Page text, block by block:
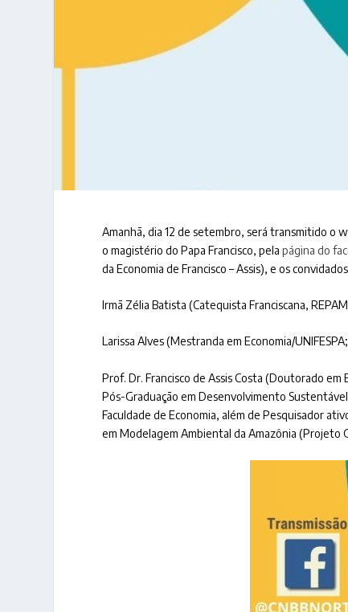
Amanhã, dia 12 de setembro, será transmitido o
o magistério do Papa Francisco, pelapágina do
da Economia de Francisco – Assis), e os
Irmã Zélia Batista (Catequista Franciscana,
Larissa Alves (Mestranda em Economia/
Prof. Dr. Francisco de Assis Costa (Doutorado
Pós-Graduação em Desenvolvimento
Faculdade de Economia, além de Pesquisador
em Modelagem Ambiental da Amazônia (Projeto